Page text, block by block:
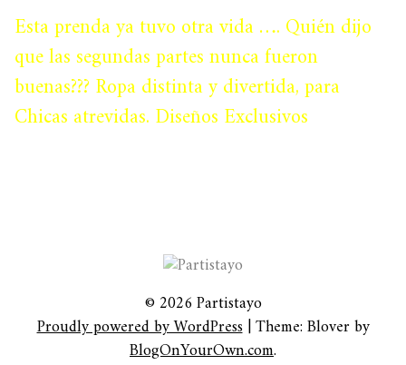
Esta prenda ya tuvo otra vida …. Quién dijo
que las segundas partes nunca fueron
buenas??? Ropa distinta y divertida, para
Chicas atrevidas. Diseños Exclusivos
© 2026 Partistayo
Proudly powered by WordPress|Theme: Blover by
BlogOnYourOwn.com.